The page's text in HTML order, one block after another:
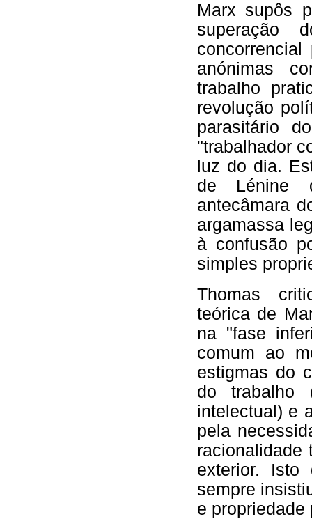
Marx supôs
superação
anónimas
trabalho
revolução
parasitário
"trabalhador
luz do dia.
de Lénine
antecâmara
argamassa
à confusão
simples
Thomas
teórica de
na "fase
comum ao
estigmas do
do trabalho
intelectual) e
pela
racionalidade
exterior.
sempre
e propriedade